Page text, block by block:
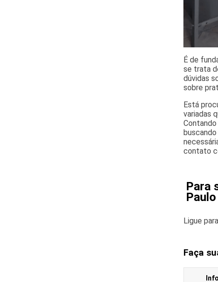
É de
se trata
dúvidas
sobre
Está
variadas
contato
Para
Paulo
Ligue
Faça